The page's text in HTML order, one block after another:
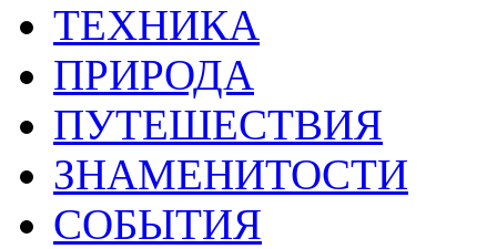
ТЕХНИКА
ПРИРОДА
ПУТЕШЕСТВИЯ
ЗНАМЕНИТОСТИ
СОБЫТИЯ